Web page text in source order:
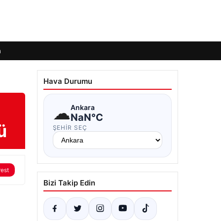
Hava Durumu
☁Ankara
NaN°C
ŞEHIR SEÇ
Bizi Takip Edin